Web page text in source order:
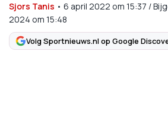
Sjors Tanis • 6 april 2022 om 15:37 /
2024 om 15:48
Volg Sportnieuws.nl op Google